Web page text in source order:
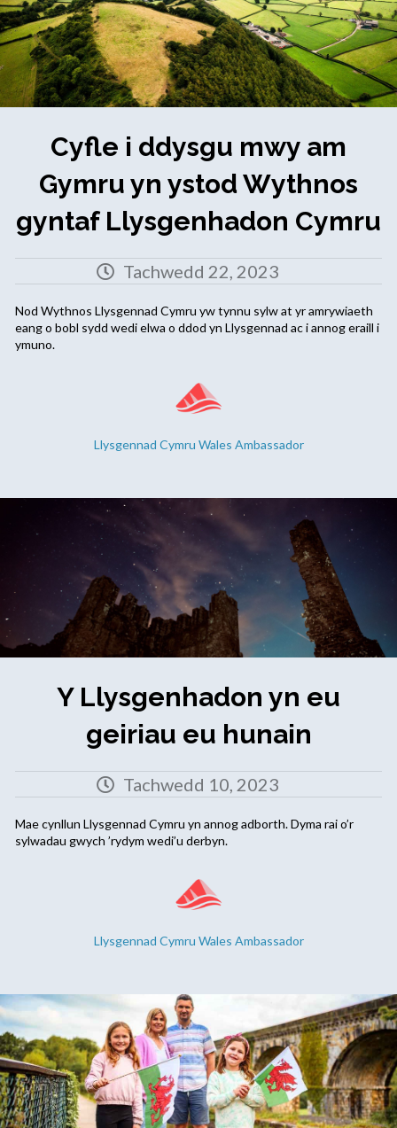
Cyfle i ddysgu mwy am
Gymru yn ystod Wythnos
gyntaf Llysgenhadon Cymru
Tachwedd 22, 2023
Nod Wythnos Llysgennad Cymru yw tynnu sylw at yr amrywiaeth
eang o bobl sydd wedi elwa o ddod yn Llysgennad ac i annog eraill i
ymuno.
Llysgennad Cymru Wales Ambassador
Y Llysgenhadon yn eu
geiriau eu hunain
Tachwedd 10, 2023
Mae cynllun Llysgennad Cymru yn annog adborth. Dyma rai o’r
sylwadau gwych ’rydym wedi’u derbyn.
Llysgennad Cymru Wales Ambassador